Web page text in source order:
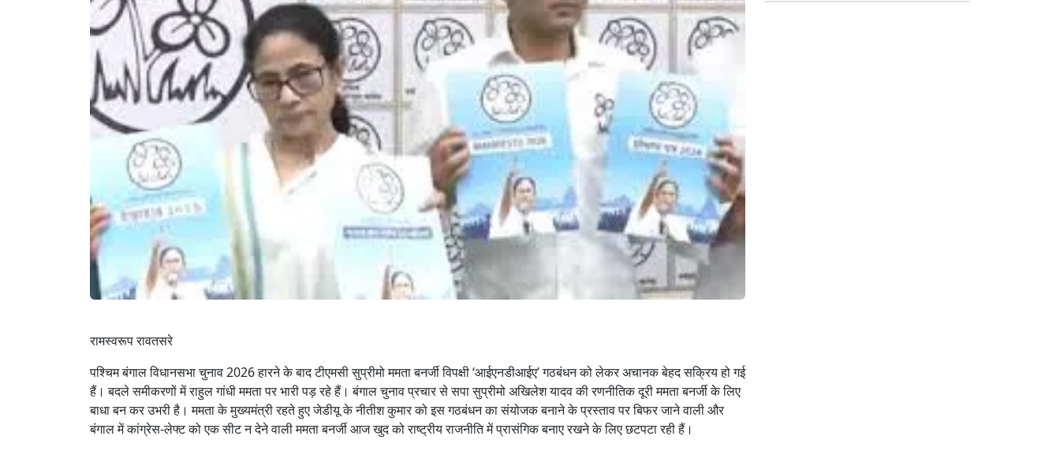
रामस्वरूप रावतसरे
पश्चिम बंगाल विधानसभा चुनाव 2026 हारने के बाद टीएमसी सुप्रीमो ममता बनर्जी विपक्षी ‘आईएनडीआईए’ गठबंधन को लेकर अचानक बेहद सक्रिय हो गई
हैं। बदले समीकरणों में राहुल गांधी ममता पर भारी पड़ रहे हैं। बंगाल चुनाव प्रचार से सपा सुप्रीमो अखिलेश यादव की रणनीतिक दूरी ममता बनर्जी के लिए
बाधा बन कर उभरी है। ममता के मुख्यमंत्री रहते हुए जेडीयू के नीतीश कुमार को इस गठबंधन का संयोजक बनाने के प्रस्ताव पर बिफर जाने वाली और
बंगाल में कांग्रेस-लेफ्ट को एक सीट न देने वाली ममता बनर्जी आज खुद को राष्ट्रीय राजनीति में प्रासंगिक बनाए रखने के लिए छटपटा रही हैं।